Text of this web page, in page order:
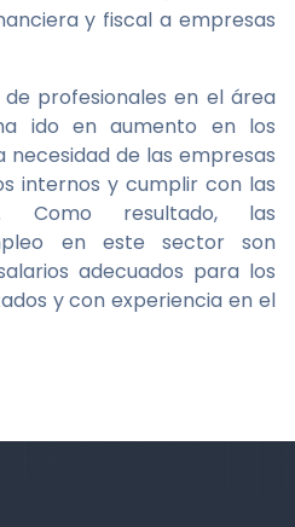
y fiscal a empresas
profesionales en el área
ido en aumento en los
necesidad de las empresas
internos y cumplir con las
Como resultado, las
en este sector son
adecuados para los
y con experiencia en el